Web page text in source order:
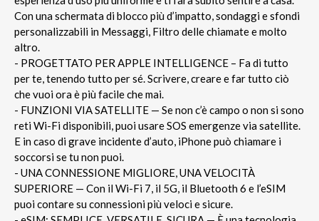
Con una schermata di blocco più d’impatto, sondaggi e sfondi
personalizzabili in Messaggi, Filtro delle chiamate e molto
altro.
- PROGETTATO PER APPLE INTELLIGENCE – Fa di tutto
per te, tenendo tutto per sé. Scrivere, creare e far tutto ciò
che vuoi ora è più facile che mai.
- FUNZIONI VIA SATELLITE — Se non c’è campo o non si sono
reti Wi-Fi disponibili, puoi usare SOS emergenze via satellite.
E in caso di grave incidente d’auto, iPhone può chiamare i
soccorsi se tu non puoi.
- UNA CONNESSIONE MIGLIORE, UNA VELOCITÀ
SUPERIORE — Con il Wi-Fi 7, il 5G, il Bluetooth 6 e l’eSIM
puoi contare su connessioni più veloci e sicure.